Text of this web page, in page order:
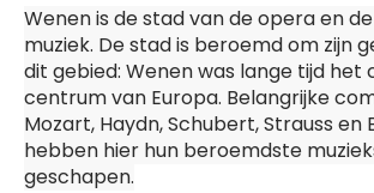
Wenen is de stad van de opera en
muziek. De stad is beroemd om zijn
dit gebied: Wenen was lange tijd het
centrum van Europa. Belangrijke
Mozart, Haydn, Schubert, Strauss en
hebben hier hun beroemdste
geschapen.